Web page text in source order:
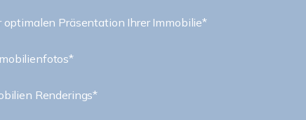
optimalen Präsentation Ihrer Immobilie*
Renderings*